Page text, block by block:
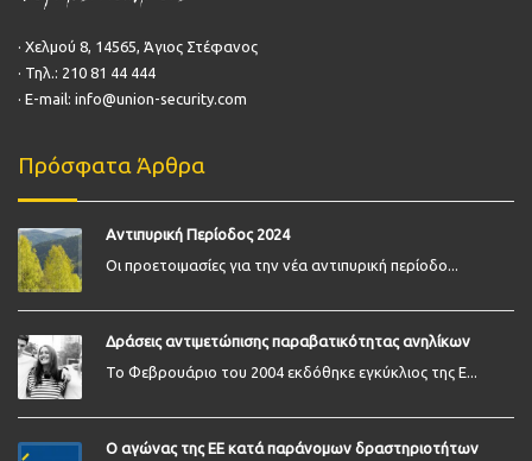
· Χελμού 8, 14565, Άγιος Στέφανος
· Τηλ.: 210 81 44 444
· E-mail: info@union-security.com
Πρόσφατα Άρθρα
Αντιπυρική Περίοδος 2024
Οι προετοιμασίες για την νέα αντιπυρική περίοδο...
Δράσεις αντιμετώπισης παραβατικότητας ανηλίκων
Το Φεβρουάριο του 2004 εκδόθηκε εγκύκλιος της Ε...
Ο αγώνας της ΕΕ κατά παράνομων δραστηριοτήτων